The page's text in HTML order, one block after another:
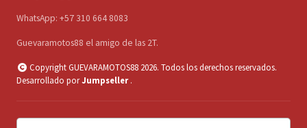
WhatsApp: +57 310 664 8083
Guevaramotos88 el amigo de las 2T.
Copyright GUEVARAMOTOS88 2026. Todos los derechos reservados.
Desarrollado porJumpseller .